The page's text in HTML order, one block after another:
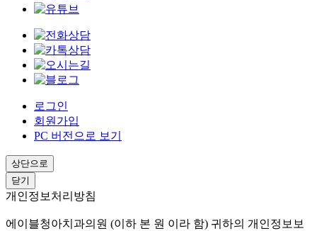
로그인
회원가입
PC 버전으로 보기
상단으로
닫기
개인정보처리방침
에이블청아치과의원 (이하 본 원 이라 함) 귀하의 개인정보보